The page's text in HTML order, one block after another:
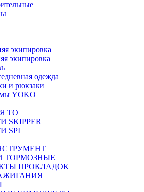
экипировка
экипировка
одежда
и рюкзаки
YOKO
ТО
SKIPPER
SPI
ТОРМОЗНЫЕ
ПРОКЛАДОК